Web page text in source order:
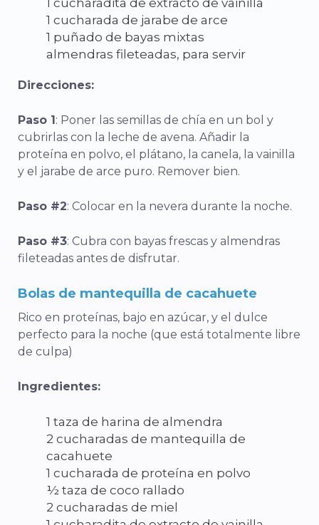
1 cucharadita de extracto de vainilla
1 cucharada de jarabe de arce
1 puñado de bayas mixtas
almendras fileteadas, para servir
Direcciones:
Paso 1: Poner las semillas de chía en un bol y
cubrirlas con la leche de avena. Añadir la
proteína en polvo, el plátano, la canela, la vainilla
y el jarabe de arce puro. Remover bien.
Paso #2: Colocar en la nevera durante la noche.
Paso #3: Cubra con bayas frescas y almendras
fileteadas antes de disfrutar.
Bolas de mantequilla de cacahuete
Rico en proteínas, bajo en azúcar, y el dulce
perfecto para la noche (que está totalmente libre
de culpa)
Ingredientes:
1 taza de harina de almendra
2 cucharadas de mantequilla de
cacahuete
1 cucharada de proteína en polvo
½ taza de coco rallado
2 cucharadas de miel